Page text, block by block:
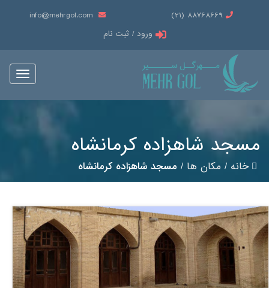
88768669 (21)
info@mehrgol.com
ورود / ثبت نام
Toggle
مسجد شاهزاده کرمانشاه
خانه/ مکان ها/ مسجد شاهزاده کرمانشاه